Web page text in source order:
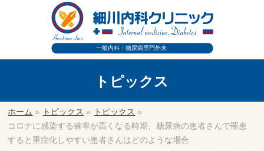
トピックス
ホーム » トピックス » トピックス »
コロナに感染する確率が高くなる時期、糖尿病の患者さんで罹患
すると重症化しやすい患者さんはどのような場合